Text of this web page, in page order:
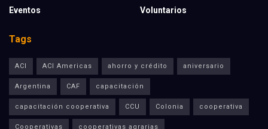
Eventos
Voluntarios
Tags
ACI ACI Americas ahorro y crédito aniversario
Argentina CAF capacitación
capacitación cooperativa CCU Colonia cooperativa
Cooperativas cooperativas agrarias